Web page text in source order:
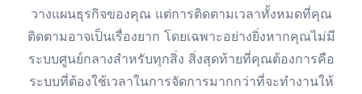
วางแผนธุรกิจของคุณ แต่การติดตามเวลาทั้งหมดที่คุณ
ติดตามอาจเป็นเรื่องยาก โดยเฉพาะอย่างยิ่งหากคุณไม่มี
ระบบศูนย์กลางสำหรับทุกสิ่ง สิ่งสุดท้ายที่คุณต้องการคือ
ระบบที่ต้องใช้เวลาในการจัดการมากกว่าที่จะทำงานให้